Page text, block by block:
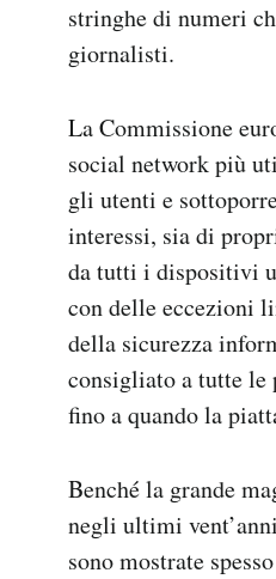
stringhe di numeri
giornalisti.
La Commissione
social network più
gli utenti e
interessi, sia di
da tutti i dispositivi
con delle eccezioni
della sicurezza
consigliato a tutte le
fino a quando la
Benché la grande
negli ultimi
sono mostrate